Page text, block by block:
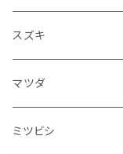
メルセデス・ベンツ
フォルクスワーゲン
ジープ
BMW
メルセデス・ベンツ
フォルクスワーゲン
スバル
アルファロメオ
アストンマーティン
フロントガラス
リアバンパー
バックドアガラス
BMW
トライアンフ
ドゥカティ
ホーン
ブレーキパッド
ブレーキ・クラッチレバー
エンジン
オルタネーター
オイルフィルター
電装系
スピードメーター
足回り
収納ケース
ダッシュボード
ワイパー
ライト系
フォグランプ
ステアリング系
電装系
ウインカー
トランクマット
フロアマット
運転席周り
トランクマット
スズキ
フロアマット
フロントガラス回り
マツダ
フロアマット
ミツビシ